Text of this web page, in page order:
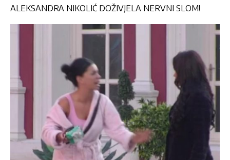
ALEKSANDRA NIKOLIĆ DOŽIVJELA NERVNI SLOM!